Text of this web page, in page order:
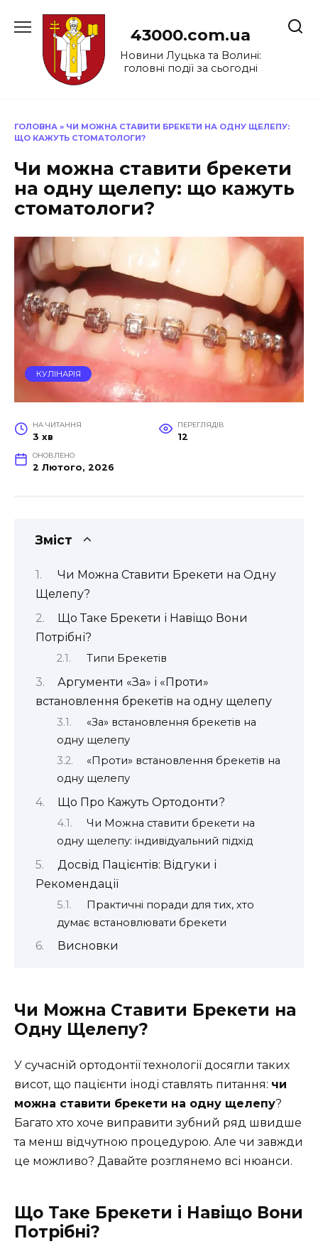
до
43000.com.ua
Новини Луцька та Волині:
головні події за сьогодні
ГОЛОВНА » ЧИ МОЖНА СТАВИТИ БРЕКЕТИ НА ОДНУ ЩЕЛЕПУ:
ЩО КАЖУТЬ СТОМАТОЛОГИ?
Чи можна ставити брекети
на одну щелепу: що кажуть
стоматологи?
КУЛІНАРІЯ
НА ЧИТАННЯ
3 хв
ПЕРЕГЛЯДІВ
12
ОНОВЛЕНО
2 Лютого, 2026
Зміст
Чи Можна Ставити Брекети на Одну
Щелепу?
Що Таке Брекети і Навіщо Вони
Потрібні?
Типи Брекетів
Аргументи «За» і «Проти»
встановлення брекетів на одну щелепу
«За» встановлення брекетів на
одну щелепу
«Проти» встановлення брекетів на
одну щелепу
Що Про Кажуть Ортодонти?
Чи Можна ставити брекети на
одну щелепу: індивідуальний підхід
Досвід Пацієнтів: Відгуки і
Рекомендації
Практичні поради для тих, хто
думає встановлювати брекети
Висновки
Чи Можна Ставити Брекети на
Одну Щелепу?
У сучасній ортодонтії технології досягли таких
висот, що пацієнти іноді ставлять питання: чи
можна ставити брекети на одну щелепу?
Багато хто хоче виправити зубний ряд швидше
та менш відчутною процедурою. Але чи завжди
це можливо? Давайте розглянемо всі нюанси.
Що Таке Брекети і Навіщо Вони
Потрібні?